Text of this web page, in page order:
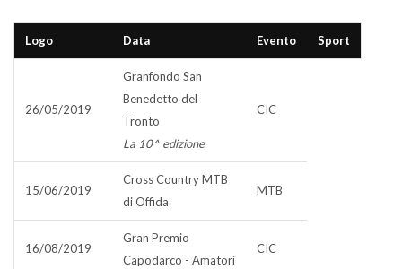
Logo Data Evento Sport
26/05/2019
Granfondo San
Benedetto del
Tronto
La 10^ edizione
CIC
15/06/2019
Cross Country MTB
di Offida
MTB
16/08/2019
Gran Premio
Capodarco - Amatori
CIC